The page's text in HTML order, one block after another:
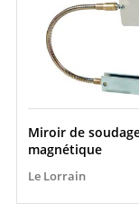
Miroir de
magnétique
Le Lorrain